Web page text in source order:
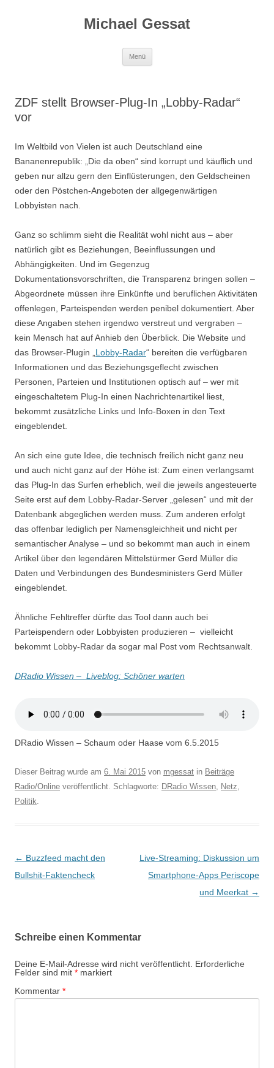
Michael Gessat
Menü
ZDF stellt Browser-Plug-In „Lobby-Radar“
vor
Im Weltbild von Vielen ist auch Deutschland eine
Bananenrepublik: „Die da oben“ sind korrupt und käuflich und
geben nur allzu gern den Einflüsterungen, den Geldscheinen
oder den Pöstchen-Angeboten der allgegenwärtigen
Lobbyisten nach.
Ganz so schlimm sieht die Realität wohl nicht aus – aber
natürlich gibt es Beziehungen, Beeinflussungen und
Abhängigkeiten. Und im Gegenzug
Dokumentationsvorschriften, die Transparenz bringen sollen –
Abgeordnete müssen ihre Einkünfte und beruflichen Aktivitäten
offenlegen, Parteispenden werden penibel dokumentiert. Aber
diese Angaben stehen irgendwo verstreut und vergraben –
kein Mensch hat auf Anhieb den Überblick. Die Website und
das Browser-Plugin „ Lobby-Radar“ bereiten die verfügbaren
Informationen und das Beziehungsgeflecht zwischen
Personen, Parteien und Institutionen optisch auf – wer mit
eingeschaltetem Plug-In einen Nachrichtenartikel liest,
bekommt zusätzliche Links und Info-Boxen in den Text
eingeblendet.
An sich eine gute Idee, die technisch freilich nicht ganz neu
und auch nicht ganz auf der Höhe ist: Zum einen verlangsamt
das Plug-In das Surfen erheblich, weil die jeweils angesteuerte
Seite erst auf dem Lobby-Radar-Server „gelesen“ und mit der
Datenbank abgeglichen werden muss. Zum anderen erfolgt
das offenbar lediglich per Namensgleichheit und nicht per
semantischer Analyse – und so bekommt man auch in einem
Artikel über den legendären Mittelstürmer Gerd Müller die
Daten und Verbindungen des Bundesministers Gerd Müller
eingeblendet.
Ähnliche Fehltreffer dürfte das Tool dann auch bei
Parteispendern oder Lobbyisten produzieren – vielleicht
bekommt Lobby-Radar da sogar mal Post vom Rechtsanwalt.
DRadio Wissen – Liveblog: Schöner warten
DRadio Wissen – Schaum oder Haase vom 6.5.2015
Dieser Beitrag wurde am 6. Mai 2015 von mgessat in Beiträge
Radio/Online veröffentlicht. Schlagworte: DRadio Wissen, Netz,
Politik.
Beitragsnavigation
← Buzzfeed macht den
Bullshit-Faktencheck
Live-Streaming: Diskussion um
Smartphone-Apps Periscope
und Meerkat →
Schreibe einen Kommentar
Deine E-Mail-Adresse wird nicht veröffentlicht. Erforderliche
Felder sind mit * markiert
Kommentar *